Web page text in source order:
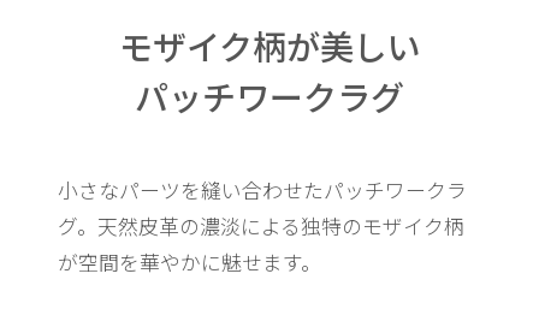
モザイク柄が美しい
パッチワークラグ
小さなパーツを縫い合わせたパッチワークラ
グ。 天然皮革の濃淡による独特のモザイク柄
が空間を華やかに魅せます。